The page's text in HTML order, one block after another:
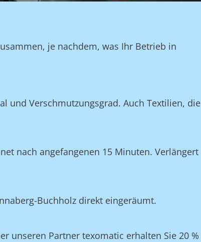
je nachdem, was Ihr Betrieb in
und Verschmutzungsgrad. Auch Textilien, die
nach angefangenen 15 Minuten. Verlängert
Buchholz direkt eingeräumt.
unseren Partner texomatic erhalten Sie 20 %